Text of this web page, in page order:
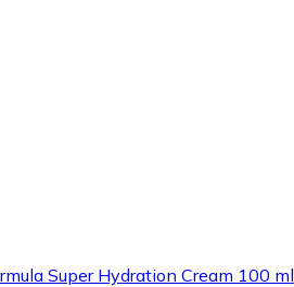
Super Hydration Cream 100 ml